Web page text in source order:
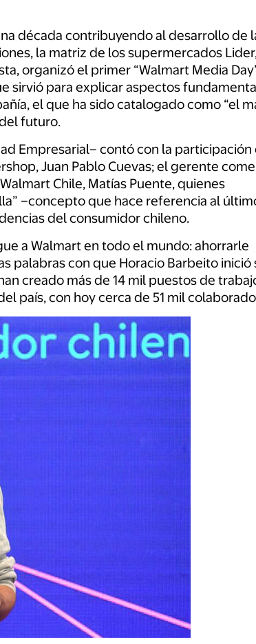
década contribuyendo al desarrollo de
la matriz de los supermercados
organizó el primer “Walmart Media
sirvió para explicar aspectos
el que ha sido catalogado como “el
futuro.
Empresarial– contó con la participación
Juan Pablo Cuevas; el gerente
Chile, Matías Puente, quienes
–concepto que hace referencia al
del consumidor chileno.
a Walmart en todo el mundo: ahorrarle
palabras con que Horacio Barbeito inició
creado más de 14 mil puestos de
país, con hoy cerca de 51 mil